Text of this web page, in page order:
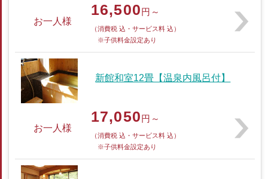
お一人様
16,500円～
（消費税 込・サービス料 込）
※子供料金設定あり
新館和室12畳【温泉内風呂付】
お一人様
17,050円～
（消費税 込・サービス料 込）
※子供料金設定あり